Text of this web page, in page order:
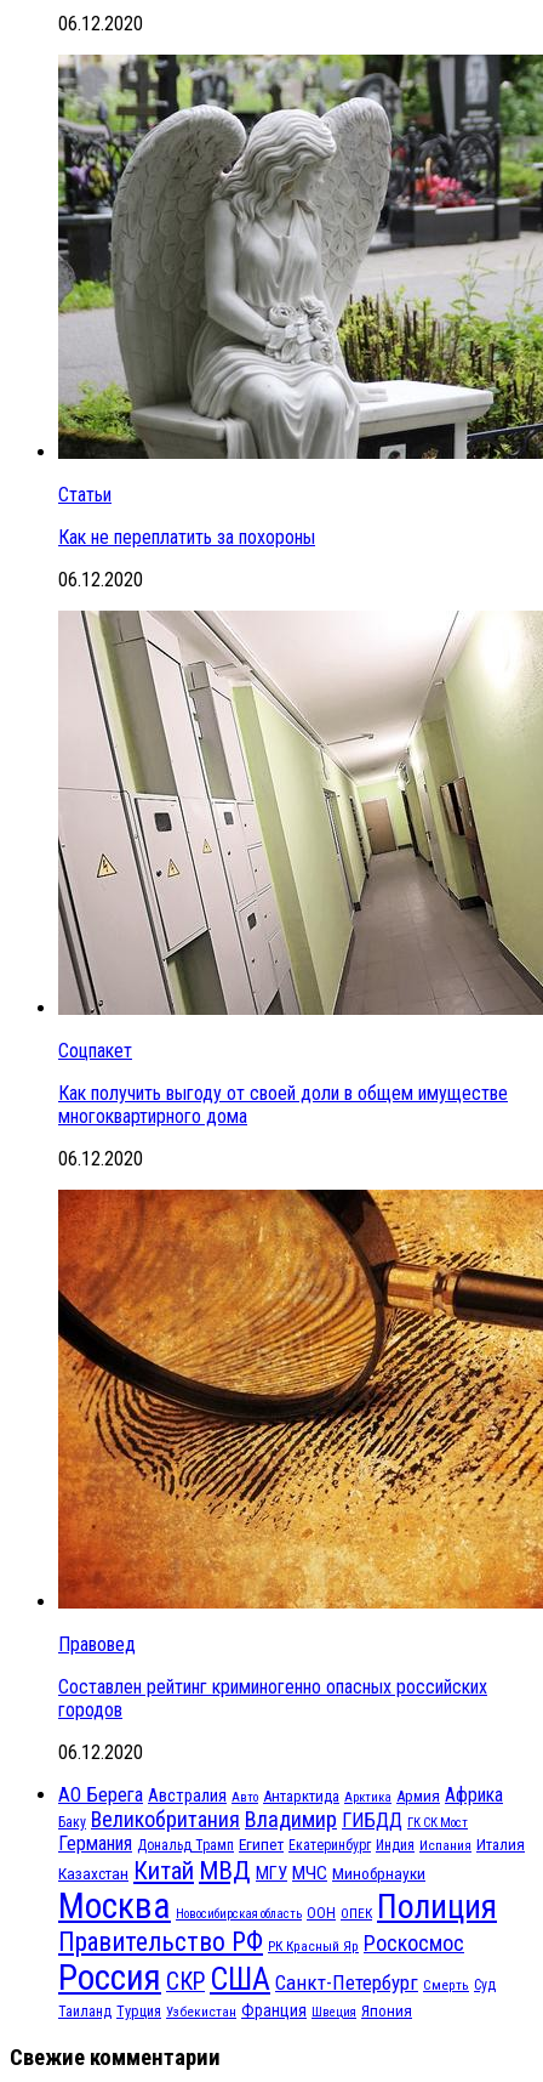
06.12.2020
Статьи
Как не переплатить за похороны
06.12.2020
Соцпакет
Как получить выгоду от своей доли в общем имуществе
многоквартирного дома
06.12.2020
Правовед
Составлен рейтинг криминогенно опасных российских
городов
06.12.2020
АО Берега Австралия Авто Антарктида Арктика Армия Африка
Баку Великобритания Владимир ГИБДД ГК СК Мост
Германия Дональд Трамп Египет Екатеринбург Индия Испания Италия
Казахстан Китай МВД МГУ МЧС Минобрнауки
Москва Новосибирская область ООН ОПЕК Полиция
Правительство РФ РК Красный Яр Роскосмос
Россия СКР США Санкт-Петербург Смерть Суд
Таиланд Турция Узбекистан Франция Швеция Япония
Свежие комментарии